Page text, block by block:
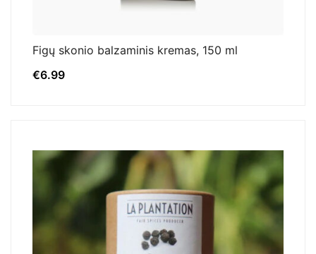
Figų skonio balzaminis kremas, 150 ml
€6.99